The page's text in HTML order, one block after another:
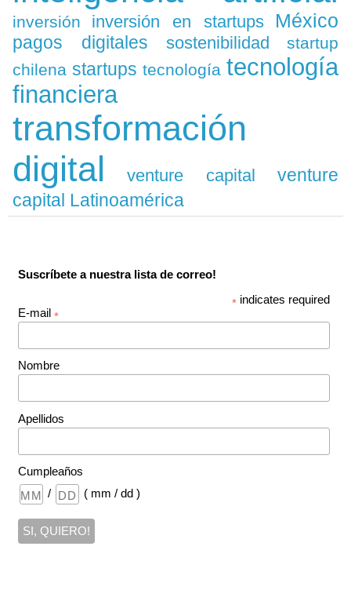
inversión inversión en startups México
pagos digitales sostenibilidad
startup
chilena startups tecnología tecnología
financiera
transformación
digital
venture capital
venture
capital Latinoamérica
Suscríbete a nuestra lista de correo!
* indicates required
E-mail *
Nombre
Apellidos
Cumpleaños
/
( mm / dd )